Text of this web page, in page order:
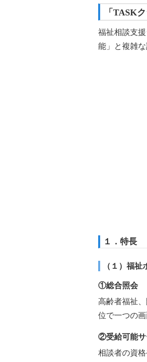
「TASK
福祉相談支
能」と複雑
１．特長
（１）福祉
①総合照会
高齢者福祉
位で一つの画
②受給可能サ
相談者の資